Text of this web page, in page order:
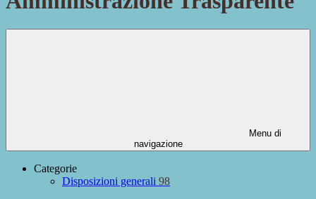
Menu di
navigazione
Categorie
Disposizioni generali 98